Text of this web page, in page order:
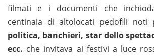
filmati e i documenti che
centinaia di altolocati pedofili noti
politica, banchieri, star dello
ecc. che invitava ai festivi a luce